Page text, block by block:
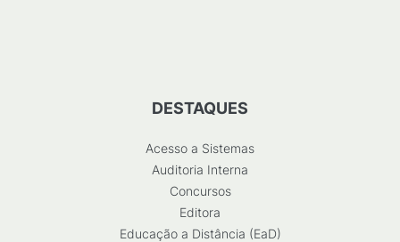
DESTAQUES
Acesso a Sistemas
Auditoria Interna
Concursos
Editora
Educação a Distância (EaD)